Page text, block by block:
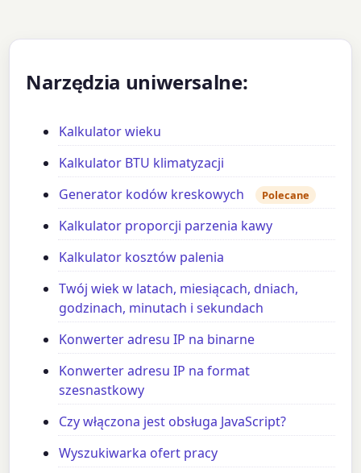
Narzędzia uniwersalne:
Kalkulator wieku
Kalkulator BTU klimatyzacji
Generator kodów kreskowych
Polecane
Kalkulator proporcji parzenia kawy
Kalkulator kosztów palenia
Twój wiek w latach, miesiącach, dniach,
godzinach, minutach i sekundach
Konwerter adresu IP na binarne
Konwerter adresu IP na format
szesnastkowy
Czy włączona jest obsługa JavaScript?
Wyszukiwarka ofert pracy